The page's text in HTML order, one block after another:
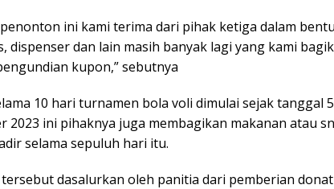
ini kami terima dari pihak ketiga dalam
dan lain masih banyak lagi yang kami
kupon,” sebutnya
10 hari turnamen bola voli dimulai sejak tanggal 5
2023 ini pihaknya juga membagikan makanan atau
selama sepuluh hari itu.
dasalurkan oleh panitia dari pemberian